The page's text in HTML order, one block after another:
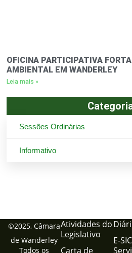
Sessões Ordinárias
Informativo
OFICINA PARTICIPATIVA
AMBIENTAL EM WANDERLEY
Leia mais »
©2025, Câmara
de Wanderley
Todos os
Atividades do
Legislativo
Carta de
E-